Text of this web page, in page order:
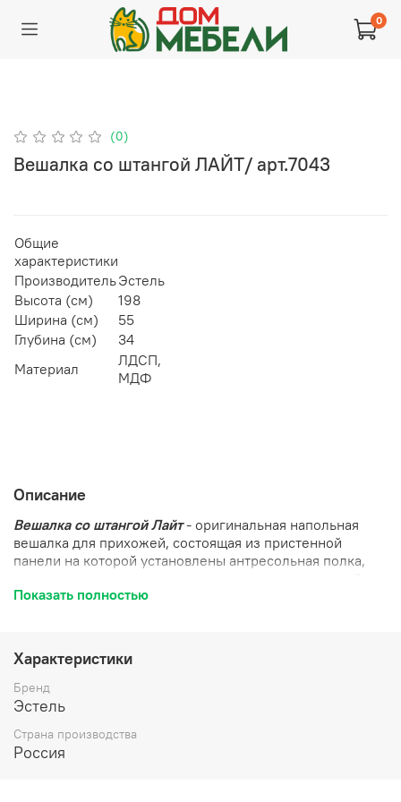
0
(0)
Вешалка со штангой ЛАЙТ/ арт.7043
Общие
характеристики
ПроизводительЭстель
Высота (см)
198
Ширина (см)
55
Глубина (см)
34
Материал
ЛДСП,
МДФ
Описание
Вешалка со штангой Лайт- оригинальная напольная
вешалка для прихожей, состоящая из пристенной
панели на которой установлены антресольная полка,
одежды за небольшой декоративной панелью. Вешалка
Показать полностью
Характеристики
Бренд
Эстель
Страна производства
Россия